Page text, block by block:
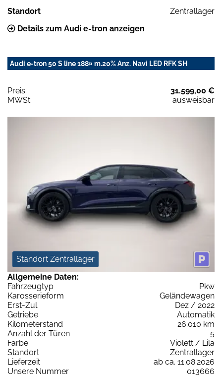
Standort
Zentrallager
Details zum Audi e-tron anzeigen
Audi e-tron 50 S line 188¤ m.20% Anz. Navi LED RFK SH
Preis:
31.599,00 €
MWSt:
ausweisbar
Standort Zentrallager
Allgemeine Daten:
Fahrzeugtyp
Pkw
Karosserieform
Geländewagen
Erst-Zul.
Dez / 2022
Getriebe
Automatik
Kilometerstand
26.010 km
Anzahl der Türen
5
Farbe
Violett / Lila
Standort
Zentrallager
Lieferzeit
ab ca. 11.08.2026
Unsere Nummer
013666